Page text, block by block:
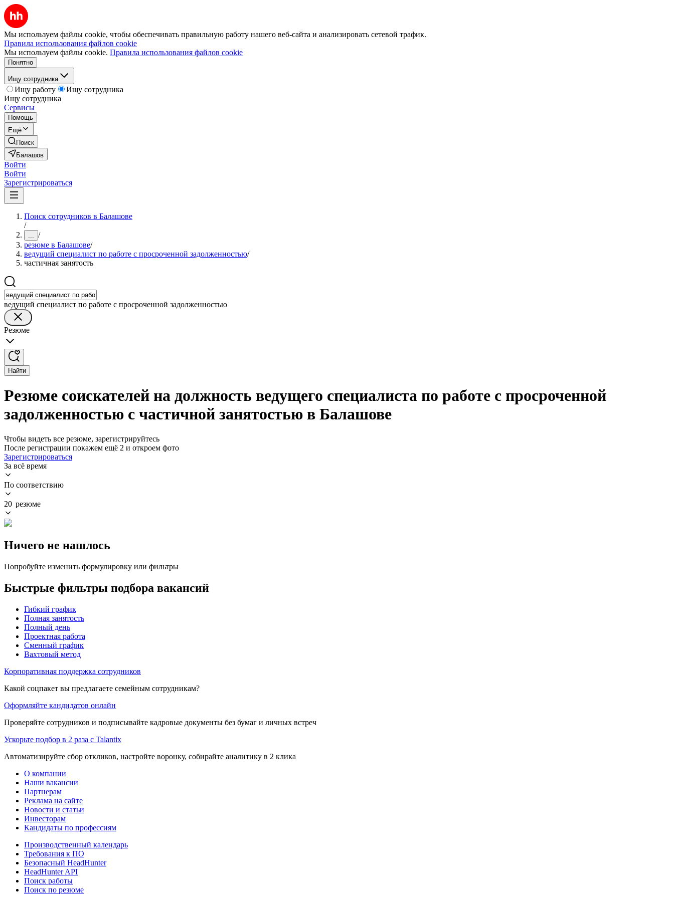
Мы используем файлы cookie, чтобы обеспечивать правильную работу нашего веб-сайта и анализировать сетевой трафик.
Правила использования файлов cookie
Мы используем файлы cookie. Правила использования файлов cookie
Понятно
Ищу сотрудника
Ищу работу
Ищу сотрудника
Ищу сотрудника
Сервисы
Помощь
Ещё
Поиск
Балашов
Войти
Войти
Зарегистрироваться
Поиск сотрудников в Балашове
/
... /
резюме в Балашове/
ведущий специалист по работе с просроченной задолженностью/
частичная занятость
ведущий специалист по работе с просроченной задолженностью
Резюме
Найти
Резюме соискателей на должность ведущего специалиста по работе с просроченной
задолженностью с частичной занятостью в Балашове
Чтобы видеть все резюме, зарегистрируйтесь
После регистрации покажем ещё 2 и откроем фото
Зарегистрироваться
За всё время
По соответствию
20 резюме
Ничего не нашлось
Попробуйте изменить формулировку или фильтры
Быстрые фильтры подбора вакансий
Гибкий график
Полная занятость
Полный день
Проектная работа
Сменный график
Вахтовый метод
Корпоративная поддержка сотрудников
Какой соцпакет вы предлагаете семейным сотрудникам?
Оформляйте кандидатов онлайн
Проверяйте сотрудников и подписывайте кадровые документы без бумаг и личных встреч
Ускорьте подбор в 2 раза с Talantix
Автоматизируйте сбор откликов, настройте воронку, собирайте аналитику в 2 клика
О компании
Наши вакансии
Партнерам
Реклама на сайте
Новости и статьи
Инвесторам
Кандидаты по профессиям
Производственный календарь
Требования к ПО
Безопасный HeadHunter
HeadHunter API
Поиск работы
Поиск по резюме